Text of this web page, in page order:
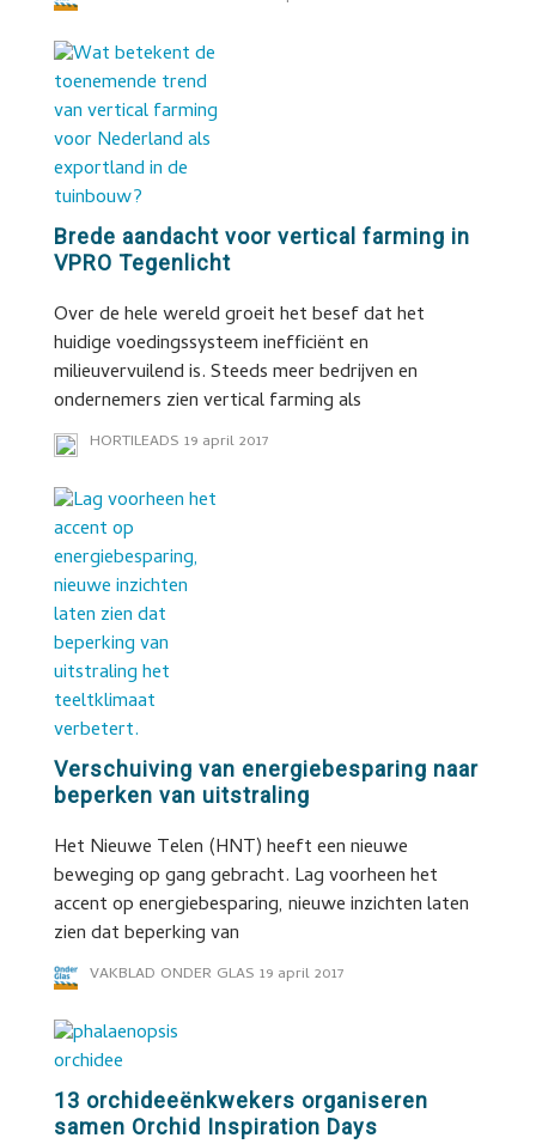
Brede aandacht voor vertical farming in
VPRO Tegenlicht
Over de hele wereld groeit het besef dat het
huidige voedingssysteem inefficiënt en
milieuvervuilend is. Steeds meer bedrijven en
ondernemers zien vertical farming als
HORTILEADS 19 april 2017
Verschuiving van energiebesparing naar
beperken van uitstraling
Het Nieuwe Telen (HNT) heeft een nieuwe
beweging op gang gebracht. Lag voorheen het
accent op energiebesparing, nieuwe inzichten laten
zien dat beperking van
VAKBLAD ONDER GLAS 19 april 2017
13 orchideeënkwekers organiseren
samen Orchid Inspiration Days